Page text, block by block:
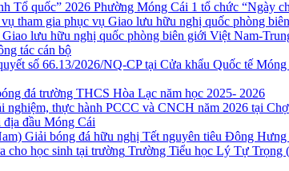
Phường Móng Cái 1 tổ chức “Ngày
lưu hữu nghị quốc phòng biên giới Việt Nam-
tác cán bộ
đá trường THCS Hòa Lạc năm học 2025- 2026
nghiệm, thực hành PCCC và CNCH năm 2026 tại
đầu Móng Cái
Giải bóng đá hữu nghị Tết nguyên tiêu Đông
Trường Tiểu học Lý Tự Trọng